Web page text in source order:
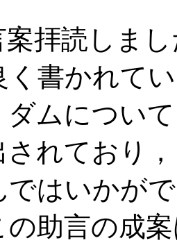
拝読しま
く書かれて
ムについ
れており
ではいかが
助言の成